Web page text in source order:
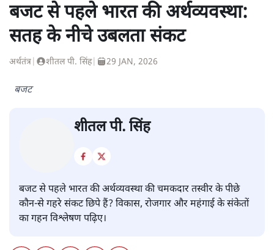
बजट से पहले भारत की अर्थव्यवस्था:
सतह के नीचे उबलता संकट
अर्थतंत्र शीतल पी. सिंह| 29 JAN, 2026